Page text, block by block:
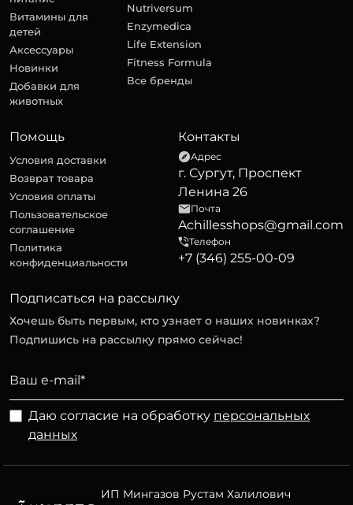
Витамины для
детей
Аксессуары
Новинки
Добавки для
животных
Nutriversum
Enzymedica
Life Extension
Fitness Formula
Все бренды
Помощь
Условия доставки
Возврат товара
Условия оплаты
Пользовательское
соглашение
Политика
конфиденциальности
Контакты
Адрес
г. Сургут, Проспект
Ленина 26
Почта
Achillesshops@gmail.com
Телефон
+7 (346) 255-00-09
Подписаться на рассылку
Хочешь быть первым, кто узнает о наших новинках?
Подпишись на рассылку прямо сейчас!
Даю согласие на обработку персональных
данных
ИП Мингазов Рустам Халилович